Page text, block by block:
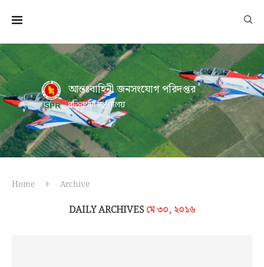
আন্তঃবাহিনী জনসংযোগ পরিদপ্তর
প্রতিরক্ষা মন্ত্রণালয়
Home Archive
DAILY ARCHIVES মে ৩০, ২০১৬